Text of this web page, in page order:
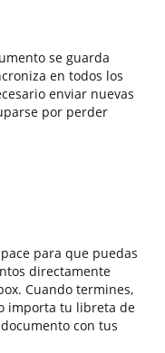
se guarda
en todos los
enviar nuevas
por perder
para que puedas
directamente
Cuando termines,
importa tu libreta de
con tus